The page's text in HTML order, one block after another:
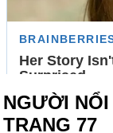
NGƯỜI
TRANG 77